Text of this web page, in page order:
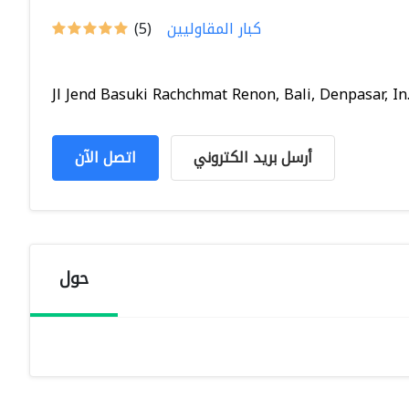
(5) كبار المقاوليين
Jl Jend Basuki Rachchmat Renon, Bali, Denpasar,
اتصل الآن أرسل بريد الكتروني
حول